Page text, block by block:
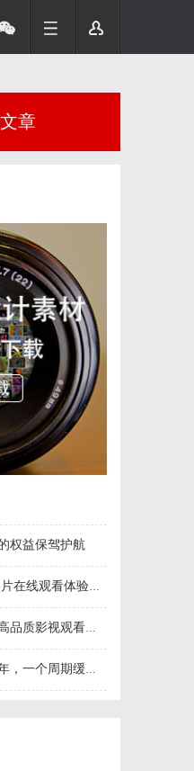
章
权益保驾护航
看体验的全新平台
质影视观看体验
一张辨证方对症，身体找回津液